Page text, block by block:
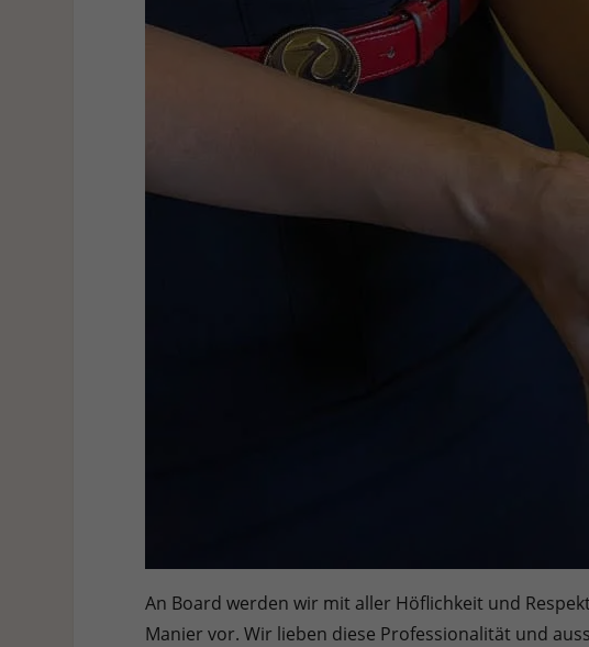
An Board werden wir mit aller Höflichkeit und
Manier vor. Wir lieben diese Professionalität und